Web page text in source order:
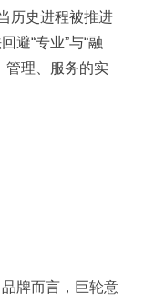
历史进程被推进
避“专业”与“融
管理、服务的实
牌而言，巨轮意